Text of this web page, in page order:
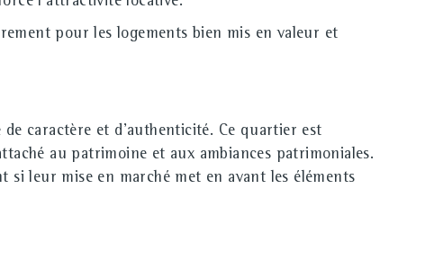
pour les logements bien mis en valeur et
de caractère et d'authenticité. Ce quartier est
au patrimoine et aux ambiances patrimoniales.
si leur mise en marché met en avant les éléments